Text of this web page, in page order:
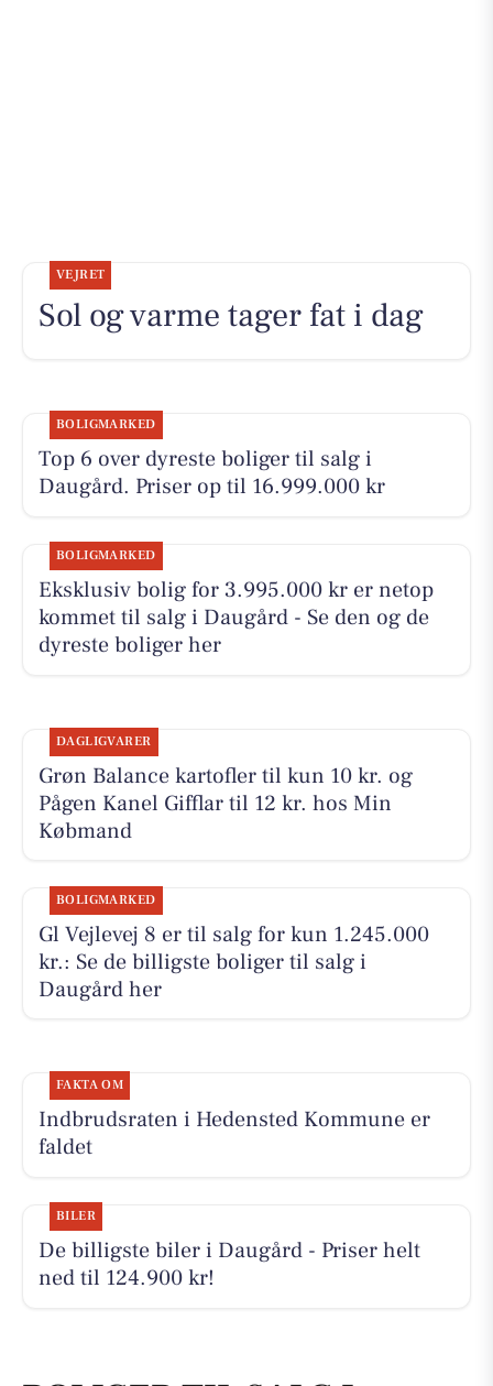
VEJRET
Sol og varme tager fat i dag
BOLIGMARKED
Top 6 over dyreste boliger til salg i
Daugård. Priser op til 16.999.000 kr
BOLIGMARKED
Eksklusiv bolig for 3.995.000 kr er netop
kommet til salg i Daugård - Se den og de
dyreste boliger her
DAGLIGVARER
Grøn Balance kartofler til kun 10 kr. og
Pågen Kanel Gifflar til 12 kr. hos Min
Købmand
BOLIGMARKED
Gl Vejlevej 8 er til salg for kun 1.245.000
kr.: Se de billigste boliger til salg i
Daugård her
FAKTA OM
Indbrudsraten i Hedensted Kommune er
faldet
BILER
De billigste biler i Daugård - Priser helt
ned til 124.900 kr!